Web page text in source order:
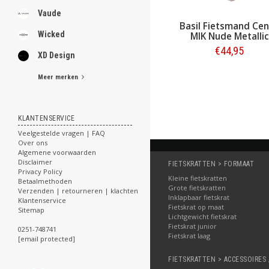
Vaude
Wicked
XD Design
Meer merken
KLANTENSERVICE
Veelgestelde vragen | FAQ
Over ons
Algemene voorwaarden
Disclaimer
Privacy Policy
Betaalmethoden
Verzenden | retourneren | klachten
Klantenservice
Sitemap
0251-748741
[email protected]
Basil Fietsmand
MIK Nude Metallic
€44,95
FIETSKRATTEN > FORMAAT
Kleine fietskratten
Grote fietskratten
Inklapbaar fietskrat
Fietskrat op maat
Lichtgewicht fietskrat
Fietskrat junior
Fietskrat laag
FIETSKRATTEN >